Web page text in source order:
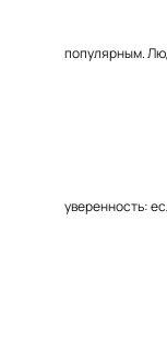
популярным.
уверенность: